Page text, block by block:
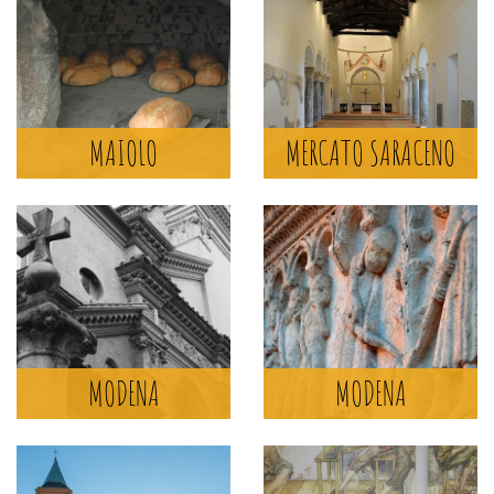
MAIOLO MERCATO SARACENO
ANNUNZIATA A MONTE
SORBO
MERCATO SARACENO
MORE >
MODENA MODENA
DUOMO DI MODENA
MODENA
MORE >
PERMANENT